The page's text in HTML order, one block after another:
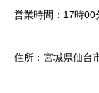
営業時間：17時00
住所：宮城県仙台